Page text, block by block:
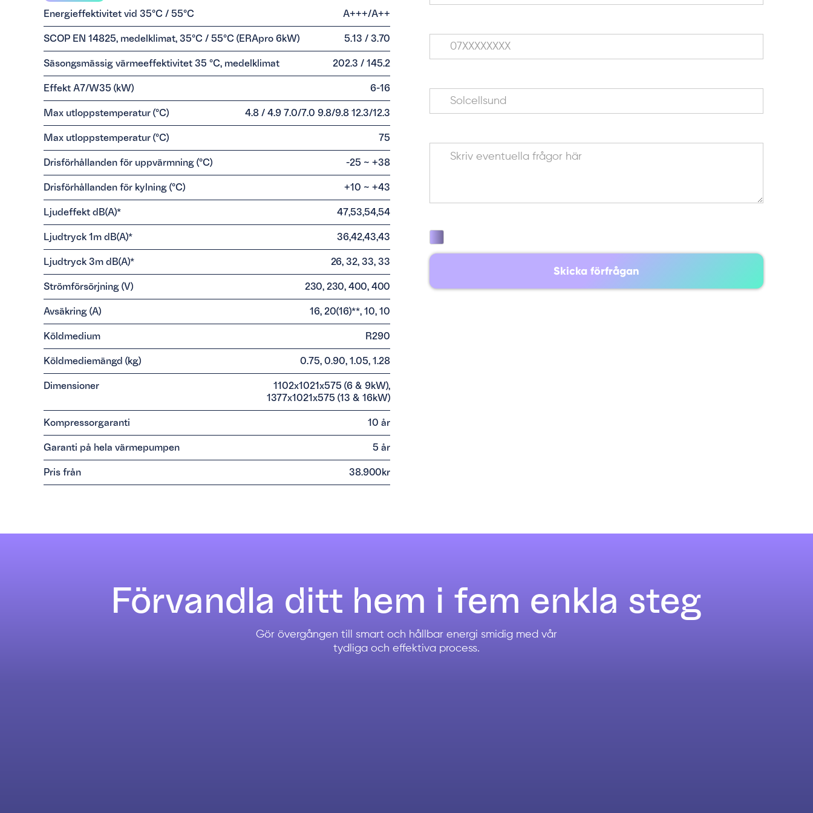
Energieffektivitet vid 35°C / 55°C A+++/A++
SCOP EN 14825, medelklimat, 35°C / 55°C (ERApro 6kW) 5.13 / 3.70
Säsongsmässig värmeeffektivitet 35 °C, medelklimat 202.3 / 145.2
Effekt A7/W35 (kW) 6-16
Max utloppstemperatur (°C) 4.8 / 4.9 7.0/7.0 9.8/9.8 12.3/12.3
Max utloppstemperatur (°C) 75
Drisförhållanden för uppvärmning (°C) -25 ~ +38
Drisförhållanden för kylning (°C) +10 ~ +43
Ljudeffekt dB(A)* 47,53,54,54
Ljudtryck 1m dB(A)* 36,42,43,43
Ljudtryck 3m dB(A)* 26, 32, 33, 33
Strömförsörjning (V) 230, 230, 400, 400
Avsäkring (A) 16, 20(16)**, 10, 10
Köldmedium R290
Köldmediemängd (kg) 0.75, 0.90, 1.05, 1.28
Dimensioner
1102x1021x575 (6 & 9kW),
1377x1021x575 (13 & 16kW)
Kompressorgaranti 10 år
Garanti på hela värmepumpen 5 år
Pris från 38.900kr
Förvandla ditt hem i fem enkla steg
Gör övergången till smart och hållbar energi smidig med vår
tydliga och effektiva process.